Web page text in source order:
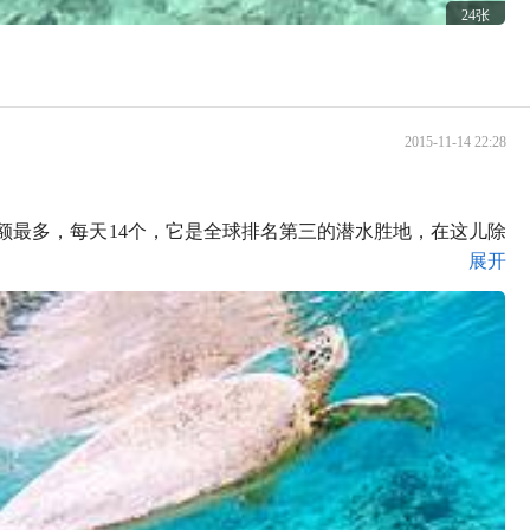
24张
2015-11-14 22:28
多，每天14个，它是全球排名第三的潜水胜地，在这儿除
展开